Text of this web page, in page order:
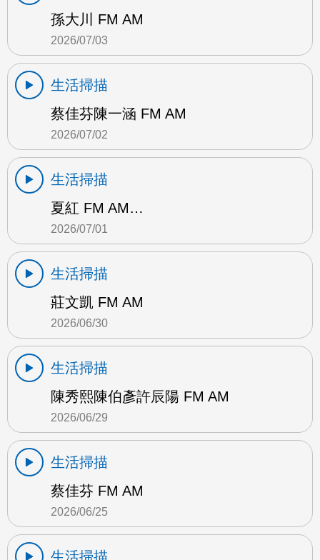
孫大川 FM AM
2026/07/03
生活掃描
蔡佳芬陳一涵 FM AM
2026/07/02
生活掃描
夏紅 FM AM…
2026/07/01
生活掃描
莊文凱 FM AM
2026/06/30
生活掃描
陳秀熙陳伯彥許辰陽 FM AM
2026/06/29
生活掃描
蔡佳芬 FM AM
2026/06/25
生活掃描